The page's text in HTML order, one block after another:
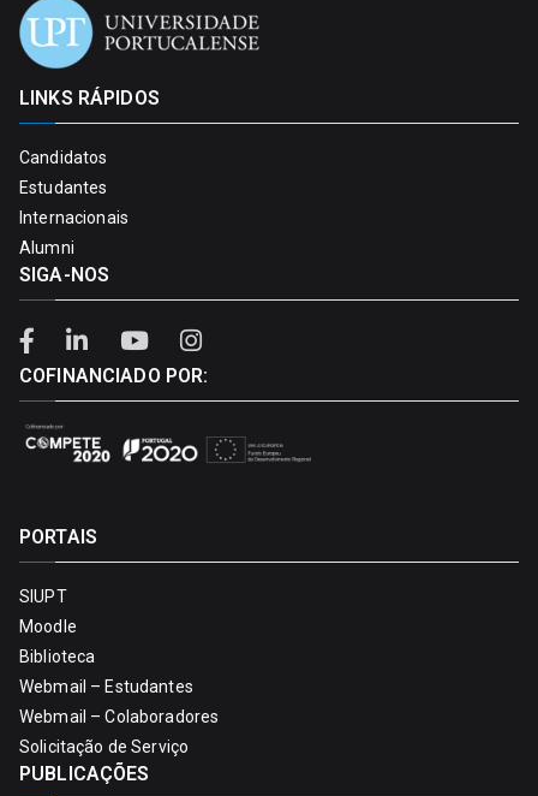
LINKS RÁPIDOS
Candidatos
Estudantes
Internacionais
Alumni
SIGA-NOS
COFINANCIADO POR:
PORTAIS
SIUPT
Moodle
Biblioteca
Webmail – Estudantes
Webmail – Colaboradores
Solicitação de Serviço
PUBLICAÇÕES